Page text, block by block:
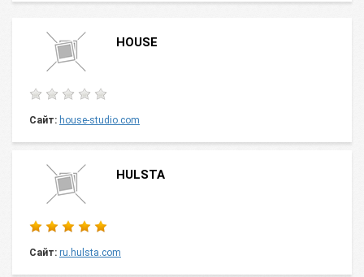
HOUSE
Сайт: house-studio.com
HULSTA
Сайт: ru.hulsta.com